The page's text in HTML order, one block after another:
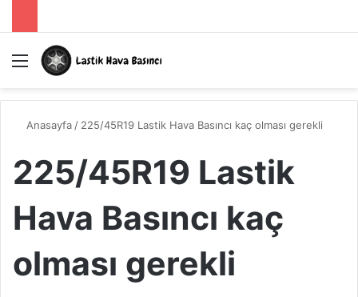
Menü
Anasayfa / 225/45R19 Lastik Hava Basıncı kaç olması gerekli
225/45R19 Lastik
Hava Basıncı kaç
olması gerekli